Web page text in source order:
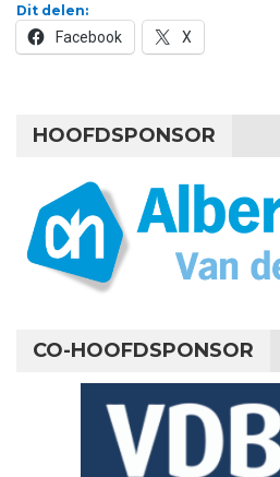
Dit delen:
Facebook X
HOOFDSPONSOR
CO-HOOFDSPONSOR